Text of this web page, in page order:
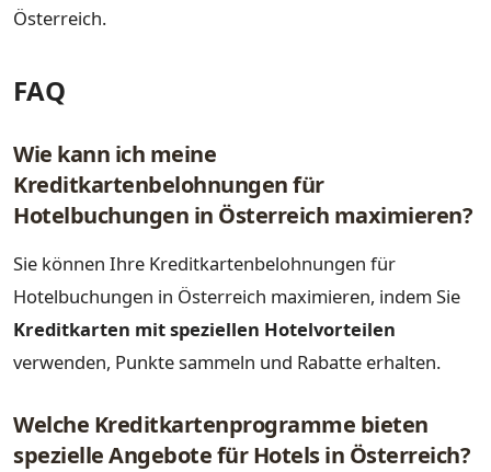
Österreich.
FAQ
Wie kann ich meine
Kreditkartenbelohnungen für
Hotelbuchungen in Österreich maximieren?
Sie können Ihre Kreditkartenbelohnungen für
Hotelbuchungen in Österreich maximieren, indem Sie
Kreditkarten mit speziellen Hotelvorteilen
verwenden, Punkte sammeln und Rabatte erhalten.
Welche Kreditkartenprogramme bieten
spezielle Angebote für Hotels in Österreich?